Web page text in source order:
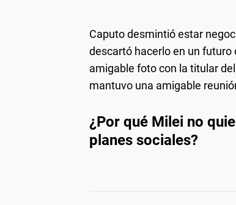
Caputo desmintió estar
descartó hacerlo en un futuro
amigable foto con la titular
mantuvo una amigable
¿Por qué Milei no
planes sociales?